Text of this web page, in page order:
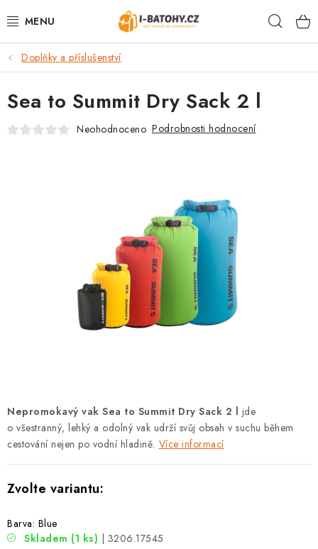
na
VÝPRODEJ %
BATOHY
TAŠKY, KABELKY
DOPLŇKY A PŘÍSLUŠENSTVÍ
PODLE AKTIVITY
O nás
Blog
Doplňky a příslušenství
Nepromokavý vak Sea to Summit Dry Sack 2 l jde
o všestranný, lehký a odolný vak udrží svůj obsah v suchu během
cestování nejen po vodní hladině. Více informací
Barva: Blue
Skladem (1 ks) | 3206.17545
Sea to Summit Dry Sack 2 l
Neohodnoceno Podrobnosti hodnocení